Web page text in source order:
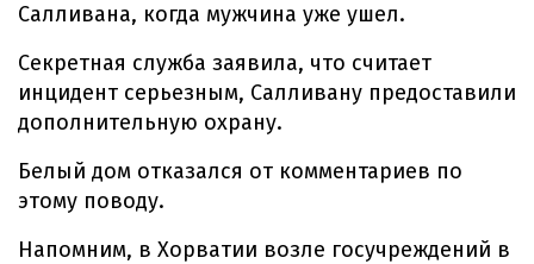
Салливана, когда мужчина уже ушел.
Секретная служба заявила, что считает
инцидент серьезным, Салливану предоставили
дополнительную охрану.
Белый дом отказался от комментариев по
этому поводу.
Напомним, в Хорватии возле госучреждений в